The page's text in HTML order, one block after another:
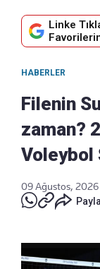
Linke
HABERLER
Filenin
zaman?
Voleybol
09 Ağustos, 2026